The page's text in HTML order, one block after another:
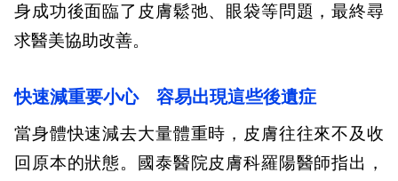
身成功後面臨了皮膚鬆弛、眼袋等問題，最終尋
求醫美協助改善。
快速減重要小心 容易出現這些後遺症
當身體快速減去大量體重時，皮膚往往來不及收
回原本的狀態。國泰醫院皮膚科羅陽醫師指出，